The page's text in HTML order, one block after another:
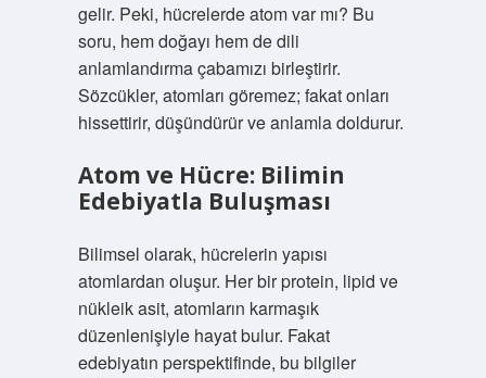
gelir. Peki, hücrelerde atom var mı? Bu
soru, hem doğayı hem de dili
anlamlandırma çabamızı birleştirir.
Sözcükler, atomları göremez; fakat onları
hissettirir, düşündürür ve anlamla doldurur.
Atom ve Hücre: Bilimin
Edebiyatla Buluşması
Bilimsel olarak, hücrelerin yapısı
atomlardan oluşur. Her bir protein, lipid ve
nükleik asit, atomların karmaşık
düzenlenişiyle hayat bulur. Fakat
edebiyatın perspektifinde, bu bilgiler